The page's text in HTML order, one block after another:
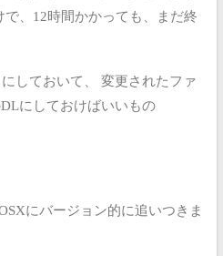
で、12時間かかっても、まだ終
しておいて、
変更されたファ
にしておけばいいもの
にバージョン的に追いつきま